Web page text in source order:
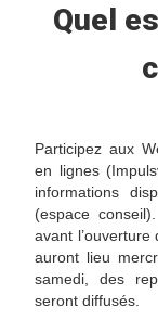
Quel
Participez aux
en lignes
informations
(espace
avant
auront lieu
samedi, des
seront diffusés.